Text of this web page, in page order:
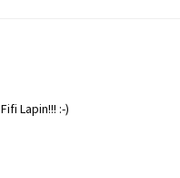
Lapin!!! :-)